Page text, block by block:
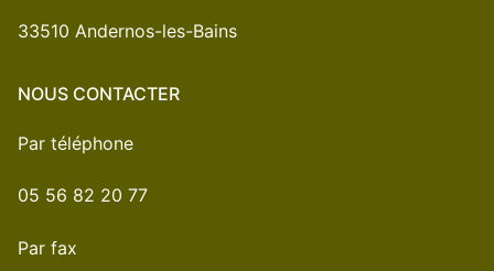
33510 Andernos-les-Bains
NOUS CONTACTER
Par téléphone
05 56 82 20 77
Par fax